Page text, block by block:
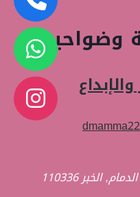
وضواحيها
الدمام,الخبر110336